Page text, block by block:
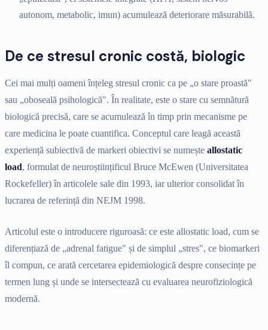
autonom, metabolic, imun) acumulează deteriorare măsurabilă.
De ce stresul cronic costă, biologic
Cei mai mulți oameni înțeleg stresul cronic ca pe „o stare proastă"
sau „oboseală psihologică". În realitate, este o stare cu semnătură
biologică precisă, care se acumulează în timp prin mecanisme pe
care medicina le poate cuantifica. Conceptul care leagă această
experiență subiectivă de markeri obiectivi se numește allostatic
load, formulat de neuroștiințificul Bruce McEwen (Universitatea
Rockefeller) în articolele sale din 1993, iar ulterior consolidat în
lucrarea de referință din NEJM 1998.
Articolul este o introducere riguroasă: ce este allostatic load, cum se
diferențiază de „adrenal fatigue" și de simplul „stres", ce biomarkeri
îl compun, ce arată cercetarea epidemiologică despre consecințe pe
termen lung și unde se intersectează cu evaluarea neurofiziologică
modernă.